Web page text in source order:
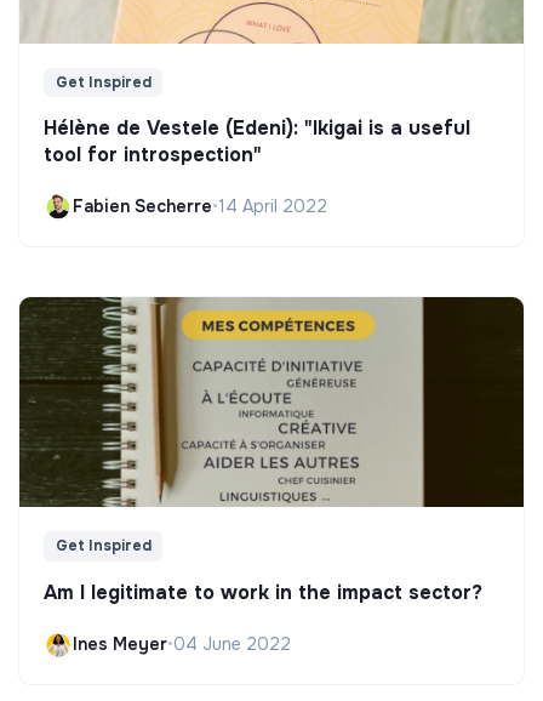
Get Inspired
Hélène de Vestele (Edeni): "Ikigai is a useful
tool for introspection"
Fabien Secherre•14 April 2022
Get Inspired
Am I legitimate to work in the impact sector?
Ines Meyer•04 June 2022